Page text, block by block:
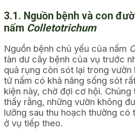
3.1. Nguồn bệnh và con
nấm Colletotrichum
Nguồn bệnh chủ yếu của nấm
tàn dư cây bệnh của vụ trước
quả rụng còn sót lại trong vườn
tử nấm có khả năng sống sót
kiện này, chờ đợi cơ hội. Chúng
thấy rằng, những vườn không
lưỡng sau thu hoạch thường có
ở vụ tiếp theo.